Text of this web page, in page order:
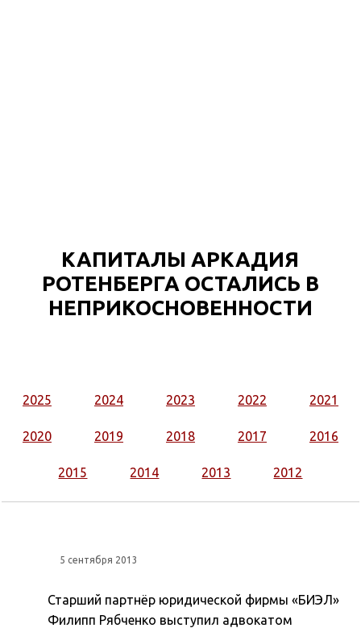
КАПИТАЛЫ АРКАДИЯ
РОТЕНБЕРГА ОСТАЛИСЬ В
НЕПРИКОСНОВЕННОСТИ
2025 2024 2023 2022 2021
2020 2019 2018 2017 2016
2015 2014 2013 2012
5 сентября 2013
Старший партнёр юридической фирмы «БИЭЛ»
Филипп Рябченко выступил адвокатом